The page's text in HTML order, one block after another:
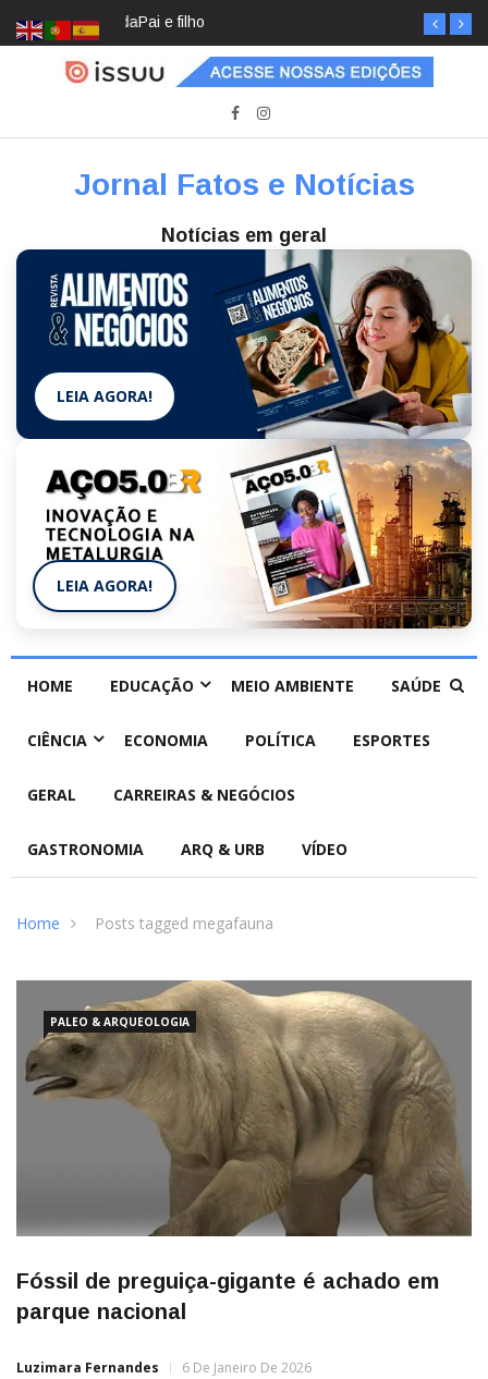
Pai e filho
Jornal Fatos e Notícias
Notícias em geral
LEIA AGORA!
LEIA AGORA!
HOME EDUCAÇÃO MEIO AMBIENTE SAÚDE
CIÊNCIA ECONOMIA POLÍTICA ESPORTES
GERAL CARREIRAS & NEGÓCIOS
GASTRONOMIA ARQ & URB VÍDEO
Home Posts tagged megafauna
PALEO & ARQUEOLOGIA
Fóssil de preguiça-gigante é achado em
parque nacional
Luzimara Fernandes 6 De Janeiro De 2026